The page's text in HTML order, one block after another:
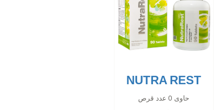
NUTRA REST
حاوی 0 عدد قرص
CARNITINE 1000 MG TAB N60